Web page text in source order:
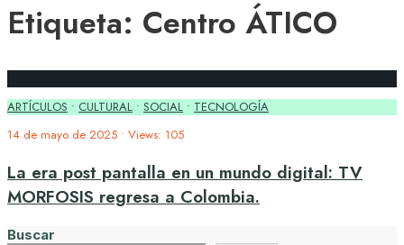
Etiqueta: Centro ÁTICO
ARTÍCULOS • CULTURAL • SOCIAL • TECNOLOGÍA
14 de mayo de 2025 • Views: 105
La era post pantalla en un mundo digital: TV
MORFOSIS regresa a Colombia.
Buscar